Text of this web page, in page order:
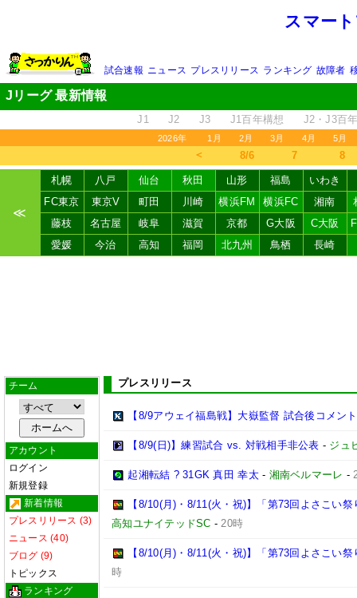
スマー
試合速報 ニュース プレスリリース ランキング 故障者
Jリーグ 最新情報
J1 J2 J3 J1百年構想 J2・J3百
2026年 1月 2月 3月 4月 5月
＜ 8/6 7 8
≪
札幌 八戸 仙台 秋田 山形 福島
いわき
FC東京
東京V 町田 川崎 横浜FM 横浜FC 湘南
藤枝
名古屋 岐阜 滋賀 京都 G大阪 C大阪
愛媛
今治 高知 福岡 北九州 鳥栖 長崎
チーム
アカウント
ログイン
新規登録
新着情報
プレスリリース (3)
ニュース (40)
ブログ (9)
トピックス
ランキング
プレスリリース
【8/9アウェイ福島戦】大嶽監督 試合後コメント
【8/9(日)】練習試合 vs. 対戦相手非公表 - ジュ
起湘転結 ? 31GK 真田 幸太- 湘南ベルマーレ -
【8/10(月)・8/11(火・祝)】「第73回よさこい
高知ユナイテッドSC -20時
【8/10(月)・8/11(火・祝)】「第73回よさこい
時